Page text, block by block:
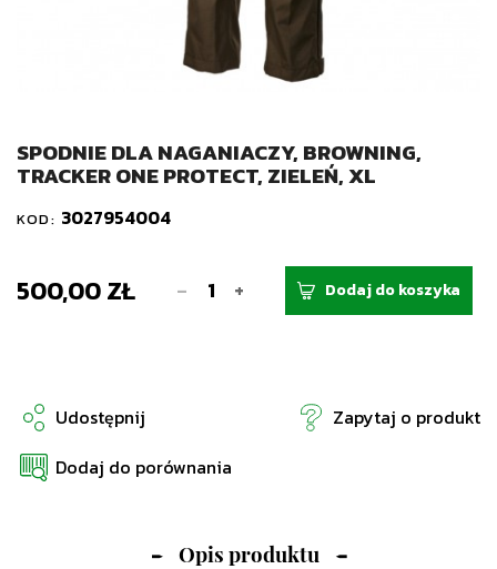
SPODNIE DLA NAGANIACZY, BROWNING,
TRACKER ONE PROTECT, ZIELEŃ, XL
KOD: 3027954004
500,00 ZŁ - + Dodaj do koszyka
Udostępnij
Zapytaj o produkt
Dodaj do porównania
Opis produktu